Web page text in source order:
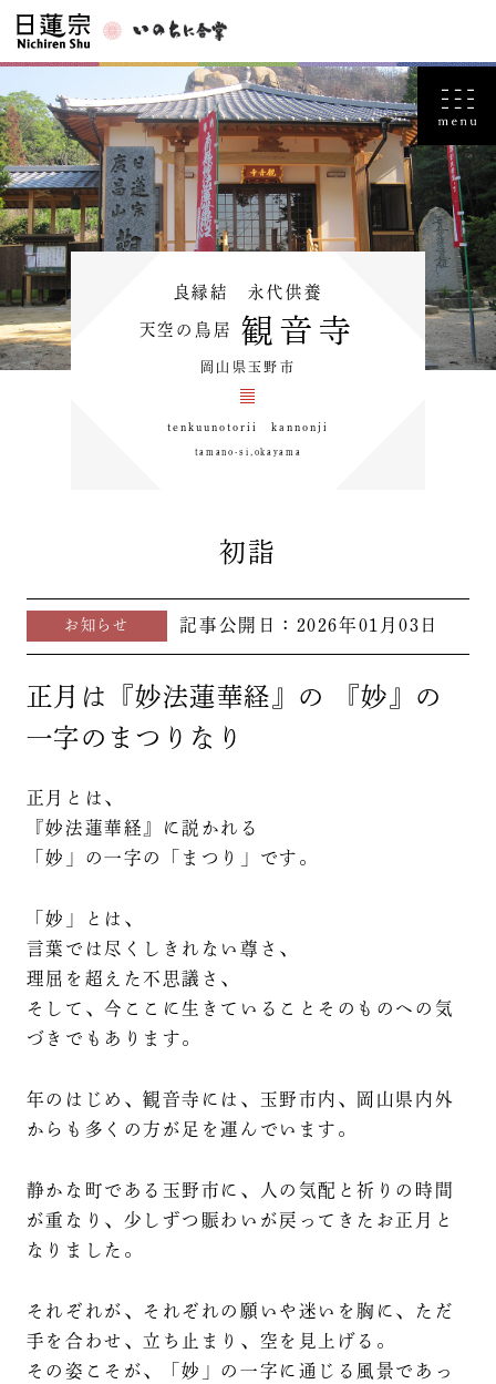
良縁結 永代供養
天空の鳥居 観音寺
岡山県玉野市
tenkuunotorii kannonji
tamano-si,okayama
初詣
お知らせ 記事公開日： 2026年01月03日
正月は『妙法蓮華経』の 『妙』の
一字のまつりなり
正月とは、
『妙法蓮華経』に説かれる
「妙」の一字の「まつり」です。
「妙」とは、
言葉では尽くしきれない尊さ、
理屈を超えた不思議さ、
そして、今ここに生きていることそのものへの気
づきでもあります。
年のはじめ、観音寺には、玉野市内、岡山県内外
からも多くの方が足を運んでいます。
静かな町である玉野市に、人の気配と祈りの時間
が重なり、少しずつ賑わいが戻ってきたお正月と
なりました。
それぞれが、それぞれの願いや迷いを胸に、ただ
手を合わせ、立ち止まり、空を見上げる。
その姿こそが、「妙」の一字に通じる風景であっ